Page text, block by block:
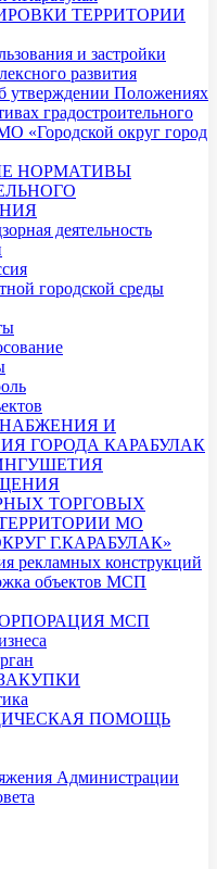
ТЕРРИТОРИИ
и застройки
развития
утверждении Положениях
градостроительного
«Городской округ город
НОРМАТИВЫ
деятельность
городской среды
И
ГОРОДА КАРАБУЛАК
ТОРГОВЫХ
МО
Г.КАРАБУЛАК»
рекламных конструкций
объектов МСП
МСП
ПОМОЩЬ
Администрации